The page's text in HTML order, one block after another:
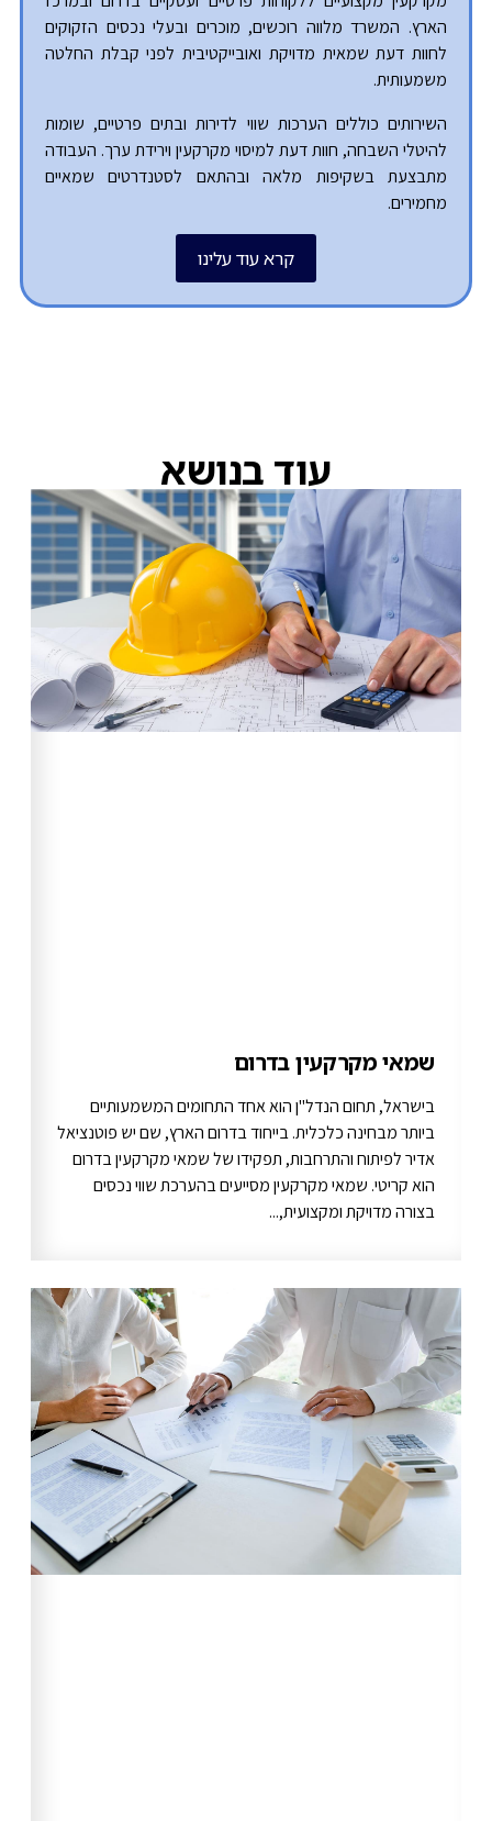
הארץ. המשרד מלווה רוכשים, מוכרים ובעלי נכסים הזקוקים
לחוות דעת שמאית מדויקת ואובייקטיבית לפני קבלת החלטה
משמעותית.
השירותים כוללים הערכות שווי לדירות ובתים פרטיים, שומות
להיטלי השבחה, חוות דעת למיסוי מקרקעין וירידת ערך. העבודה
מתבצעת בשקיפות מלאה ובהתאם לסטנדרטים שמאיים
מחמירים.
קרא עוד עלינו
עוד בנושא
שמאי מקרקעין בדרום
בישראל, תחום הנדל"ן הוא אחד התחומים המשמעותיים
ביותר מבחינה כלכלית. בייחוד בדרום הארץ, שם יש פוטנציאל
אדיר לפיתוח והתרחבות, תפקידו של שמאי מקרקעין בדרום
הוא קריטי. שמאי מקרקעין מסייעים בהערכת שווי נכסים
בצורה מדויקת ומקצועית,...